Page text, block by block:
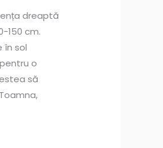
dreaptă
150 cm.
în sol
o
să